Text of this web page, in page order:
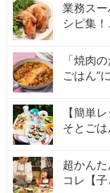
業務スー
シピ集
「焼肉
ごはん”
【簡単
そとご
超かん
コレ【子